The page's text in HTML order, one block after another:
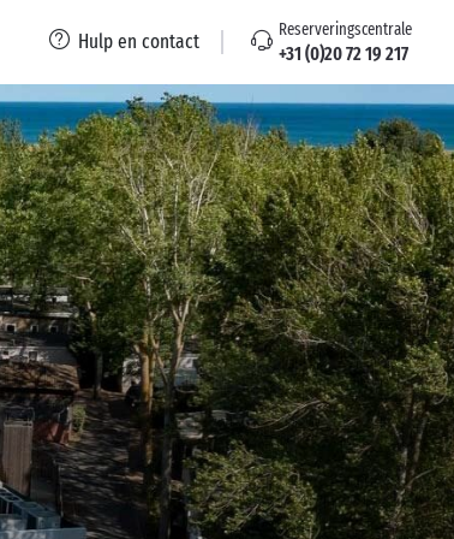
Hulp en contact Reserveringscentrale
+31 (0)20 72 19 217